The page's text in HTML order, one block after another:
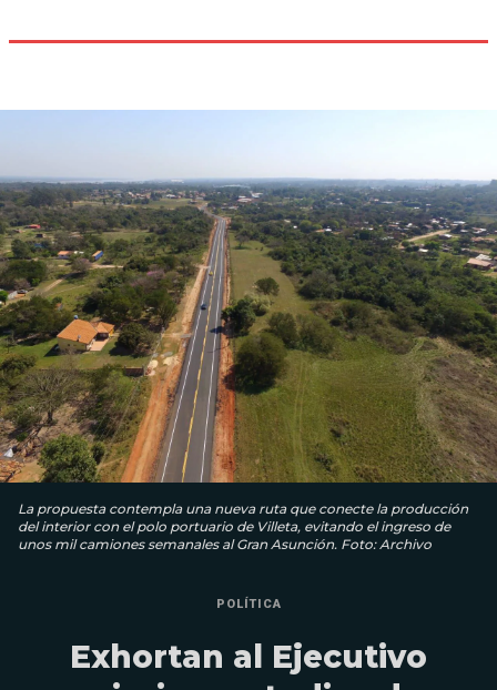
La propuesta contempla una nueva ruta que conecte la producción
del interior con el polo portuario de Villeta, evitando el ingreso de
unos mil camiones semanales al Gran Asunción. Foto: Archivo
POLÍTICA
Exhortan al Ejecutivo